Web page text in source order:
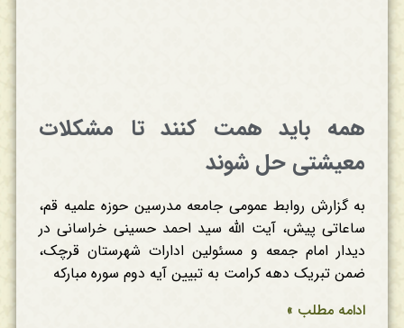
همه باید همت کنند تا مشکلات
معیشتی حل شوند
به گزارش روابط عمومی جامعه مدرسین حوزه علمیه قم،
ساعاتی پیش، آیت الله سید احمد حسینی خراسانی در
دیدار امام جمعه و مسئولین ادارات شهرستان قرچک،
ضمن تبریک دهه کرامت به تبیین آیه دوم سوره مبارکه
ادامه مطلب »